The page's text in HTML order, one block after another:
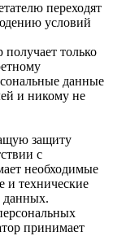
переходят
условий
только
данные
и никому не
защиту
с
необходимые
и технические
данных.
принимает